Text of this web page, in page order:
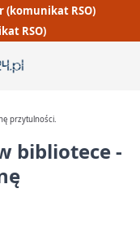
(komunikat RSO)
RSO)
przytulności.
bibliotece -